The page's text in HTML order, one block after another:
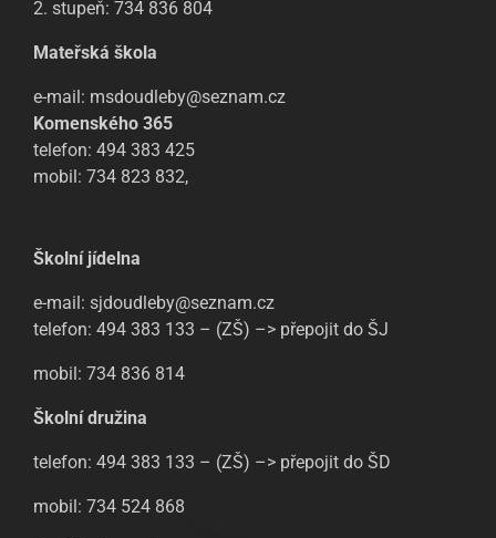
2. stupeň: 734 836 804
Mateřská škola
e-mail: msdoudleby@seznam.cz
Komenského 365
telefon: 494 383 425
mobil: 734 823 832,
Školní jídelna
e-mail: sjdoudleby@seznam.cz
telefon: 494 383 133 – (ZŠ) –> přepojit do ŠJ
mobil: 734 836 814
Školní družina
telefon: 494 383 133 – (ZŠ) –> přepojit do ŠD
mobil: 734 524 868